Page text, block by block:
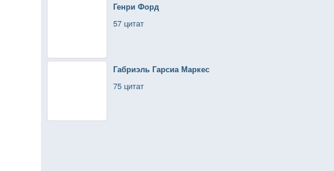
Генри Форд
57 цитат
Габриэль Гарсиа Маркес
75 цитат